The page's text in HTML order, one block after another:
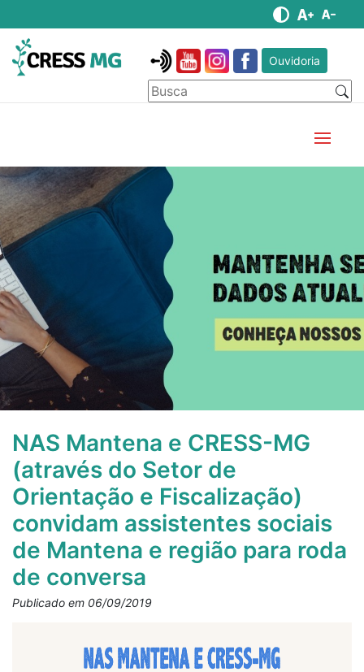
Ouvidoria
NAS Mantena e CRESS-MG
(através do Setor de
Orientação e Fiscalização)
convidam assistentes sociais
de Mantena e região para roda
de conversa
Publicado em 06/09/2019